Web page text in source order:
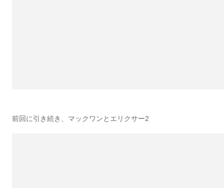
前回に引き続き、マックワンとエリクサー2